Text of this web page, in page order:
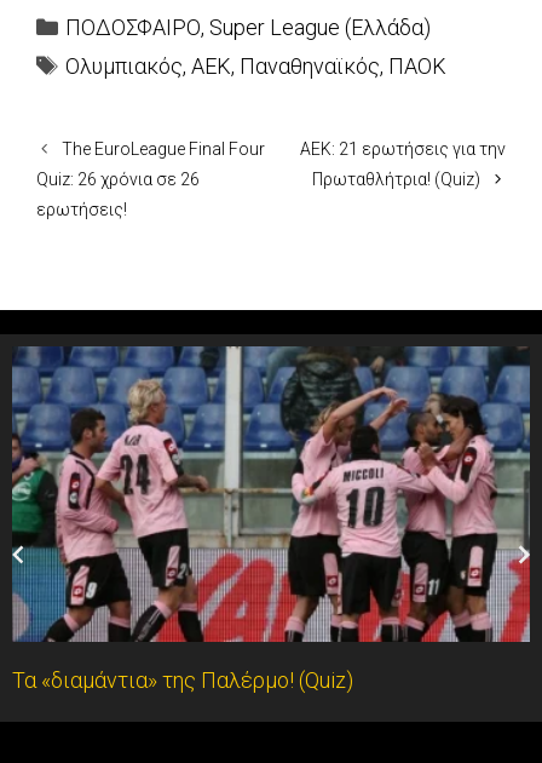
Categories
ΠΟΔΟΣΦΑΙΡΟ, Super League (Ελλάδα)
Tags
Ολυμπιακός, ΑΕΚ, Παναθηναϊκός, ΠΑΟΚ
The EuroLeague Final Four
Quiz: 26 χρόνια σε 26
ερωτήσεις!
ΑΕΚ: 21 ερωτήσεις για την
Πρωταθλήτρια! (Quiz)
Τα «διαμάντια» της Παλέρμο! (Quiz)